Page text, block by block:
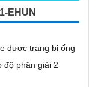
EHUN
được trang bị ống
độ phân giải 2